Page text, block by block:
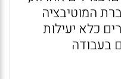
המוטיבציה
כלא יעילות
בעבודה